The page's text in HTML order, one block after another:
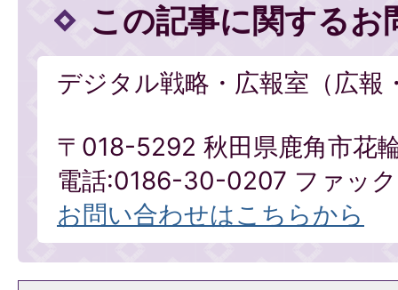
この記事に関するお
デジタル戦略・広報室（広報
〒018-5292 秋田県鹿角市花
電話:0186-30-0207 ファッ
お問い合わせはこちらから